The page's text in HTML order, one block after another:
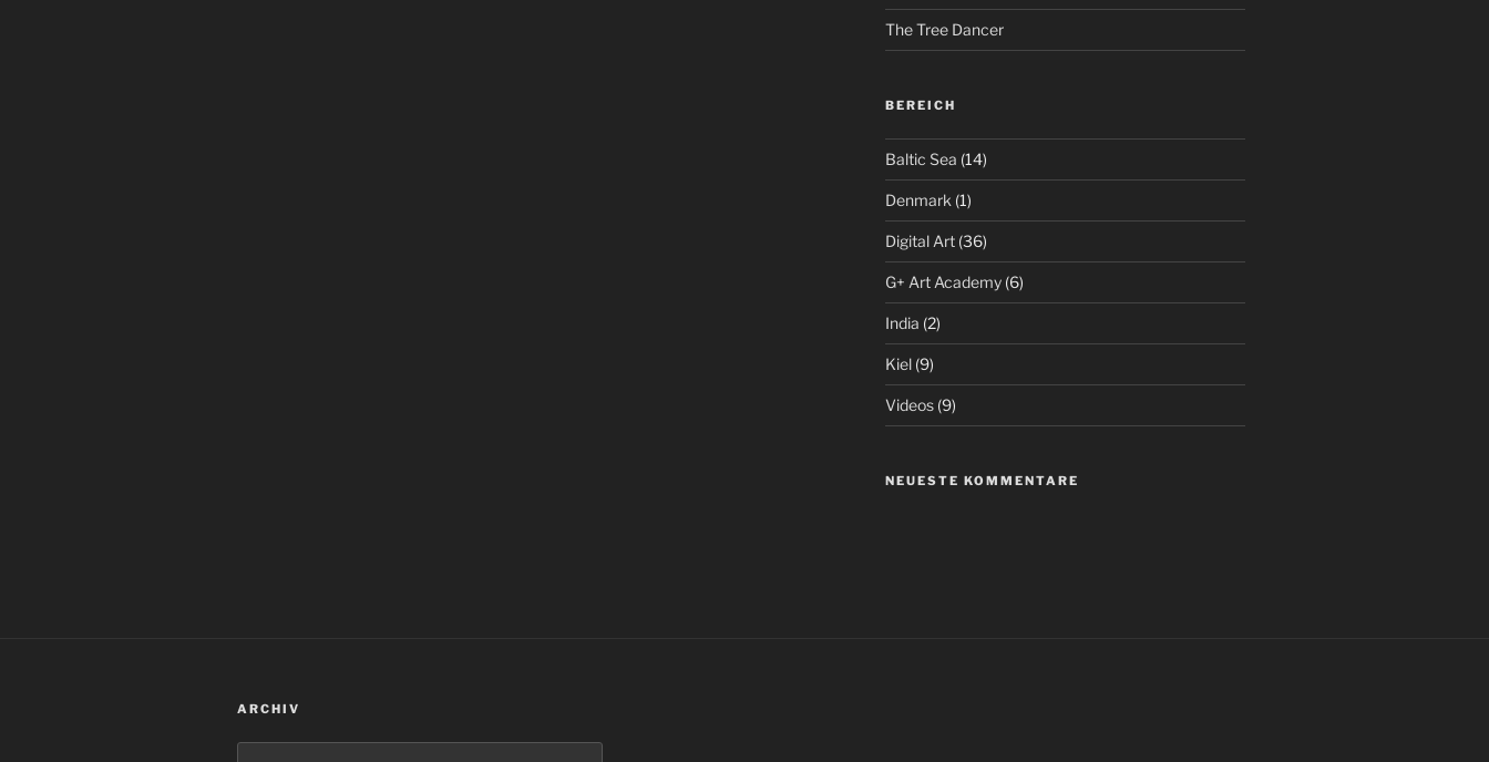
The Tree Dancer
BEREICH
Baltic Sea (14)
Denmark (1)
Digital Art(36)
G+ Art Academy(6)
India (2)
Kiel(9)
Videos(9)
NEUESTE KOMMENTARE
ARCHIV